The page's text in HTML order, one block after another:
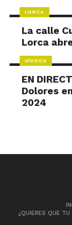
LORCA
La calle
Lorca
VÍDEOS
EN
Dolores
2024
¿QUIERES QUE TU